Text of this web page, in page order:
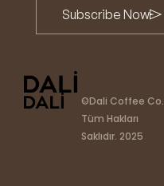
©Dali Coffee Co.
Tüm Hakları
Saklıdır. 2025